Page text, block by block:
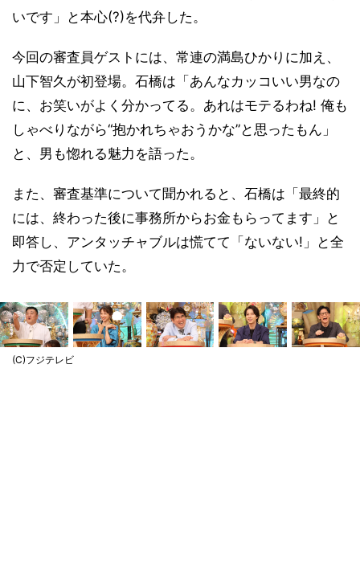
いです」と本心(?)を代弁した。
今回の審査員ゲストには、常連の満島ひかりに加え、
山下智久が初登場。石橋は「あんなカッコいい男なの
に、お笑いがよく分かってる。あれはモテるわね! 俺も
しゃべりながら“抱かれちゃおうかな”と思ったもん」
と、男も惚れる魅力を語った。
また、審査基準について聞かれると、石橋は「最終的
には、終わった後に事務所からお金もらってます」と
即答し、アンタッチャブルは慌てて「ないない!」と全
力で否定していた。
(C)フジテレビ